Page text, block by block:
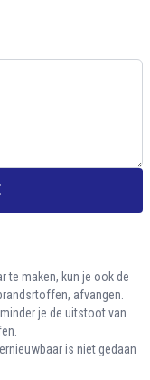
te maken, kun je ook de
afvangen.
je de uitstoot van
is niet gedaan